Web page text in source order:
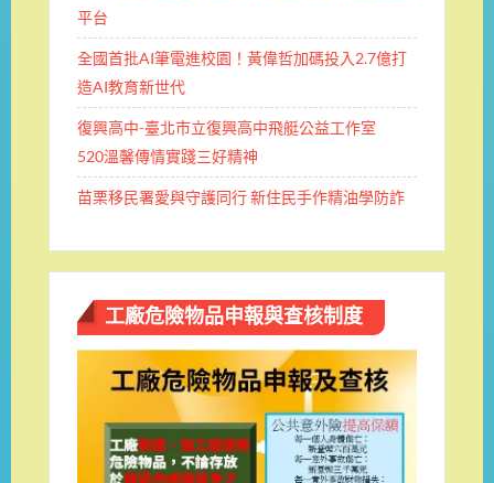
平台
全國首批AI筆電進校園！黃偉哲加碼投入2.7億打
造AI教育新世代
復興高中-臺北市立復興高中飛艇公益工作室
520溫馨傳情實踐三好精神
苗栗移民署愛與守護同行 新住民手作精油學防詐
工廠危險物品申報與查核制度